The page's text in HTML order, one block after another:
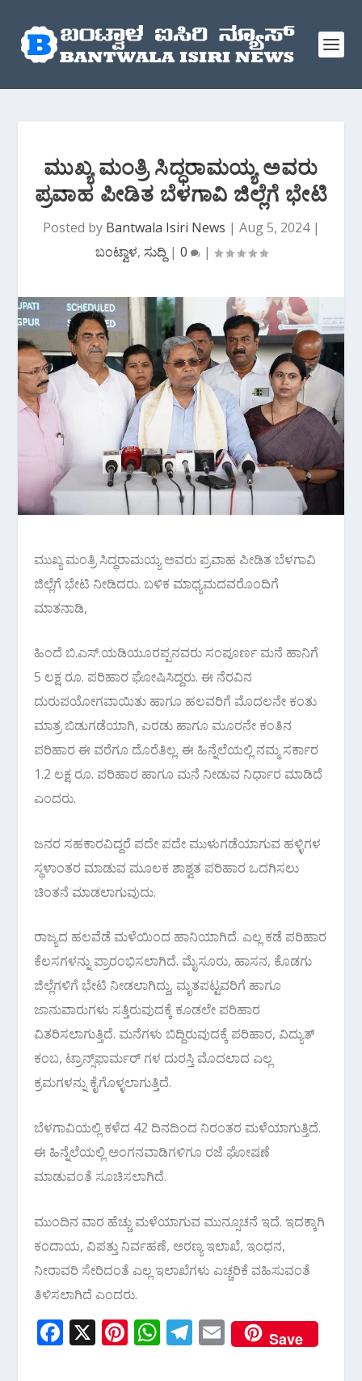
ಮುಖ್ಯ ಮಂತ್ರಿ ಸಿದ್ಧರಾಮಯ್ಯ ಅವರು
ಪ್ರವಾಹ ಪೀಡಿತ ಬೆಳಗಾವಿ ಜಿಲ್ಲೆಗೆ ಭೇಟಿ
Posted by Bantwala Isiri News | Aug 5, 2024|
ಬಂಟ್ವಾಳ, ಸುದ್ದಿ | 0 |
ಮುಖ್ಯ ಮಂತ್ರಿ ಸಿದ್ಧರಾಮಯ್ಯ ಅವರು ಪ್ರವಾಹ ಪೀಡಿತ ಬೆಳಗಾವಿ
ಜಿಲ್ಲೆಗೆ ಭೇಟಿ ನೀಡಿದರು. ಬಳಿಕ ಮಾಧ್ಯಮದವರೊಂದಿಗೆ
ಮಾತನಾಡಿ,
ಹಿಂದೆ ಬಿ.ಎಸ್.ಯಡಿಯೂರಪ್ಪನವರು ಸಂಪೂರ್ಣ ಮನೆ ಹಾನಿಗೆ
5 ಲಕ್ಷ ರೂ. ಪರಿಹಾರ ಘೋಷಿಸಿದ್ದರು. ಈ ನೆರವಿನ
ದುರುಪಯೋಗವಾಯಿತು ಹಾಗೂ ಹಲವರಿಗೆ ಮೊದಲನೇ ಕಂತು
ಮಾತ್ರ ಬಿಡುಗಡೆಯಾಗಿ, ಎರಡು ಹಾಗೂ ಮೂರನೇ ಕಂತಿನ
ಪರಿಹಾರ ಈ ವರೆಗೂ ದೊರೆತಿಲ್ಲ. ಈ ಹಿನ್ನೆಲೆಯಲ್ಲಿ ನಮ್ಮ ಸರ್ಕಾರ
1.2 ಲಕ್ಷ ರೂ. ಪರಿಹಾರ ಹಾಗೂ ಮನೆ ನೀಡುವ ನಿರ್ಧಾರ ಮಾಡಿದೆ
ಎಂದರು.
ಜನರ ಸಹಕಾರವಿದ್ದರೆ ಪದೇ ಪದೇ ಮುಳುಗಡೆಯಾಗುವ ಹಳ್ಳಿಗಳ
ಸ್ಥಳಾಂತರ ಮಾಡುವ ಮೂಲಕ ಶಾಶ್ವತ ಪರಿಹಾರ ಒದಗಿಸಲು
ಚಿಂತನೆ ಮಾಡಲಾಗುವುದು.
ರಾಜ್ಯದ ಹಲವೆಡೆ ಮಳೆಯಿಂದ ಹಾನಿಯಾಗಿದೆ. ಎಲ್ಲ ಕಡೆ ಪರಿಹಾರ
ಕೆಲಸಗಳನ್ನು ಪ್ರಾರಂಭಿಸಲಾಗಿದೆ. ಮೈಸೂರು, ಹಾಸನ, ಕೊಡಗು
ಜಿಲ್ಲೆಗಳಿಗೆ ಭೇಟಿ ನೀಡಲಾಗಿದ್ದು, ಮೃತಪಟ್ಟವರಿಗೆ ಹಾಗೂ
ಜಾನುವಾರುಗಳು ಸತ್ತಿರುವುದಕ್ಕೆ ಕೂಡಲೇ ಪರಿಹಾರ
ವಿತರಿಸಲಾಗುತ್ತಿದೆ. ಮನೆಗಳು ಬಿದ್ದಿರುವುದಕ್ಕೆ ಪರಿಹಾರ, ವಿದ್ಯುತ್‌
ಕಂಬ, ಟ್ರಾನ್ಸ್‌ಫಾರ್ಮರ್‌ ಗಳ ದುರಸ್ತಿ ಮೊದಲಾದ ಎಲ್ಲ
ಕ್ರಮಗಳನ್ನು ಕೈಗೊಳ್ಳಲಾಗುತ್ತಿದೆ.
ಬೆಳಗಾವಿಯಲ್ಲಿ ಕಳೆದ 42 ದಿನದಿಂದ ನಿರಂತರ ಮಳೆಯಾಗುತ್ತಿದೆ.
ಈ ಹಿನ್ನೆಲೆಯಲ್ಲಿ ಅಂಗನವಾಡಿಗಳಿಗೂ ರಜೆ ಘೋಷಣೆ
ಮಾಡುವಂತೆ ಸೂಚಿಸಲಾಗಿದೆ.
ಮುಂದಿನ ವಾರ ಹೆಚ್ಚು ಮಳೆಯಾಗುವ ಮುನ್ಸೂಚನೆ ಇದೆ. ಇದಕ್ಕಾಗಿ
ಕಂದಾಯ, ವಿಪತ್ತು ನಿರ್ವಹಣೆ, ಅರಣ್ಯ ಇಲಾಖೆ, ಇಂಧನ,
ನೀರಾವರಿ ಸೇರಿದಂತೆ ಎಲ್ಲ ಇಲಾಖೆಗಳು ಎಚ್ಚರಿಕೆ ವಹಿಸುವಂತೆ
ತಿಳಿಸಲಾಗಿದೆ ಎಂದರು.
F X Pi W T E
m
Save